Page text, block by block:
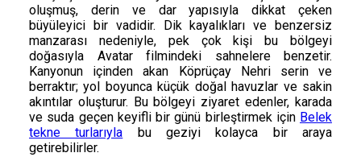
oluşmuş, derin ve dar yapısıyla dikkat çeken
büyüleyici bir vadidir. Dik kayalıkları ve benzersiz
manzarası nedeniyle, pek çok kişi bu bölgeyi
doğasıyla Avatar filmindeki sahnelere benzetir.
Kanyonun içinden akan Köprüçay Nehri serin ve
berraktır; yol boyunca küçük doğal havuzlar ve sakin
akıntılar oluşturur. Bu bölgeyi ziyaret edenler, karada
ve suda geçen keyifli bir günü birleştirmek için Belek
tekne turlarıyla bu geziyi kolayca bir araya
getirebilirler.